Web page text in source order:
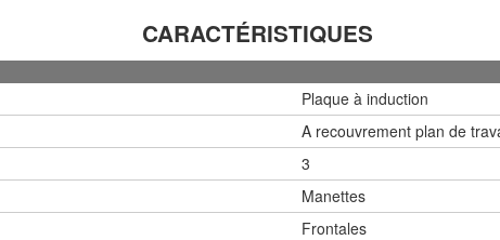
CARACTÉRISTIQUES
Plaque à induction
A recouvrement plan de
3
Manettes
Frontales